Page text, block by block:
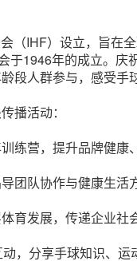
（IHF）设立，旨在
1946年的成立。庆
段人群参与，感受手
播活动：
练营，提升品牌健康
团队协作与健康生活
育发展，传递企业社
，分享手球知识、运